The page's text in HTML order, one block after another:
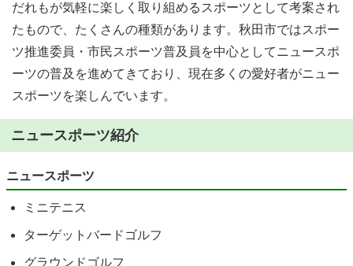
だれもが気軽に楽しく取り組めるスポーツとして考案され
たもので、たくさんの種類があります。秋田市ではスポー
ツ推進委員・市民スポーツ普及員を中心としてニュースポ
ーツの普及を進めてきており、現在多くの愛好者がニュー
スポーツを楽しんでいます。
ニュースポーツ紹介
ニュースポーツ
ミニテニス
ターゲットバードゴルフ
グラウンドゴルフ